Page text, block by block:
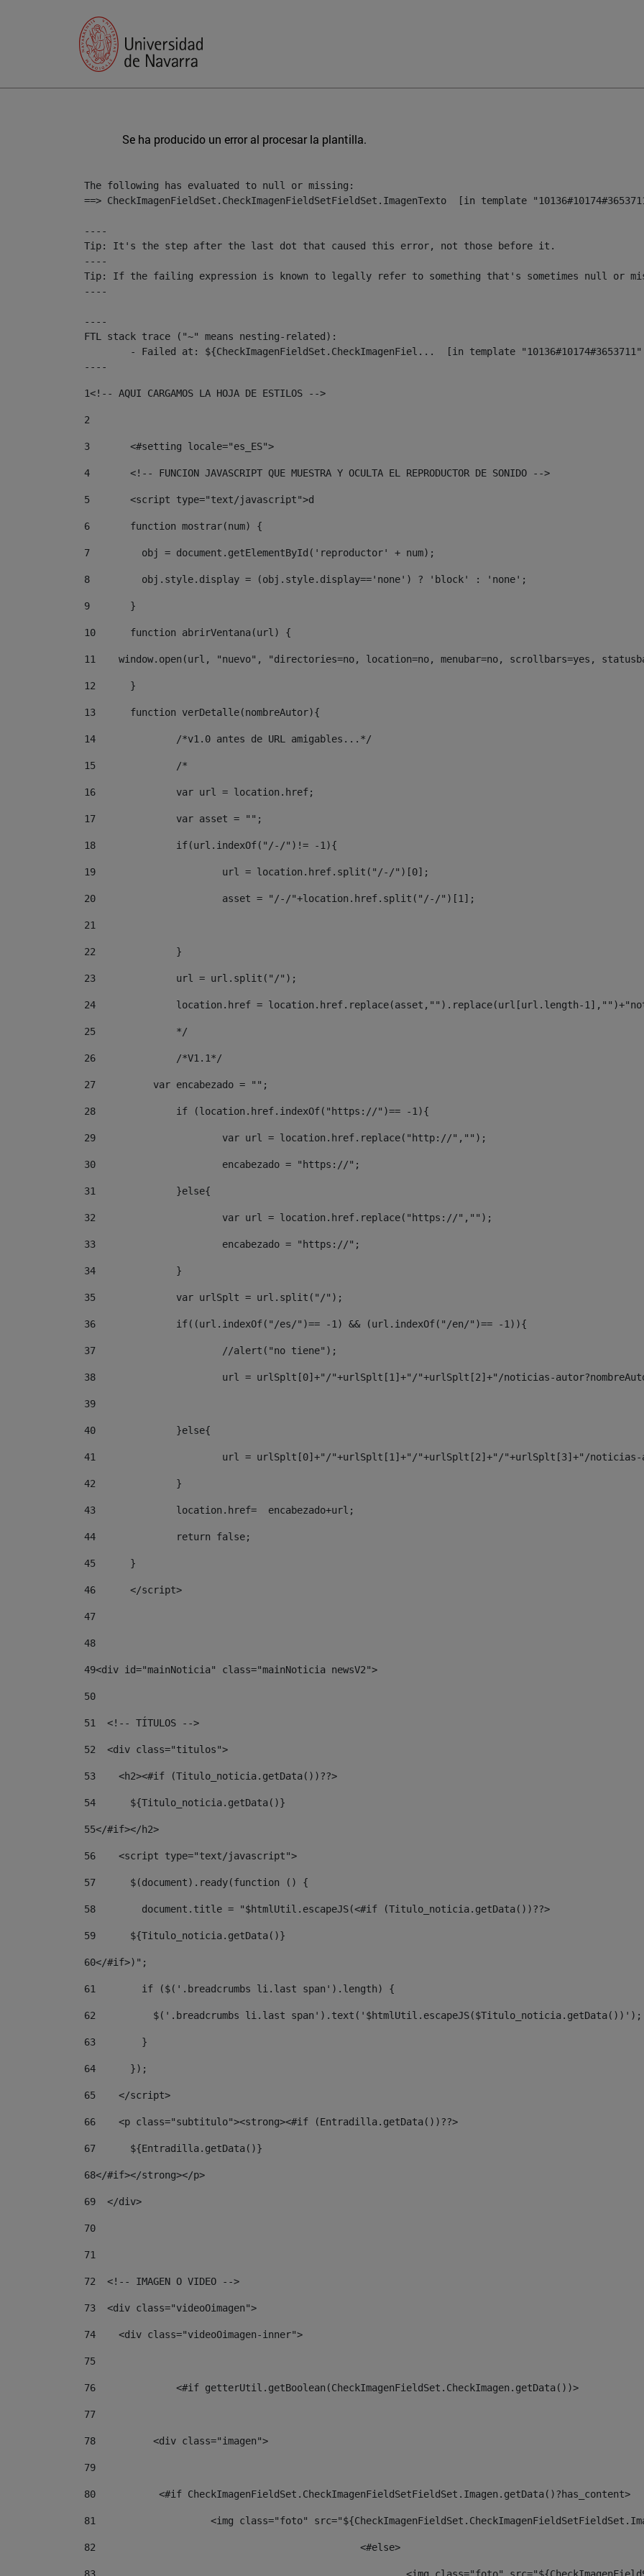
Se ha producido un error al procesar la plantilla.
The following has evaluated to null or missing:
==> CheckImagenFieldSet.CheckImagenFieldSetFieldSet.ImagenTexto  [in template
----
Tip: It's the step after the last dot that caused this error, not those before it.
----
Tip: If the failing expression is known to legally refer to something that's sometimes null or
----
----
FTL stack trace ("~" means nesting-related):
----
1<!-- AQUI CARGAMOS LA HOJA DE ESTILOS -->
2
3
	<#setting locale="es_ES">
4
	<!-- FUNCION JAVASCRIPT QUE MUESTRA Y OCULTA EL REPRODUCTOR DE SONIDO -->
5
	<script type="text/javascript">d
6
	function mostrar(num) {
7
	  obj = document.getElementById('reproductor' + num);
8
	  obj.style.display = (obj.style.display=='none') ? 'block' : 'none';
9
	}
10
	function abrirVentana(url) {
11
window.open(url, "nuevo", "directories=no, location=no, menubar=no, scrollbars=yes,
12
	}
13
	function verDetalle(nombreAutor){
14
		/*v1.0 antes de URL amigables...*/
15
		/*
16
		var url = location.href;
17
		var asset = "";
18
		if(url.indexOf("/-/")!= -1){
19
			url = location.href.split("/-/")[0];
20
			asset = "/-/"+location.href.split("/-/")[1];
21
22
23
24
location.href = location.href.replace(asset,"").replace(url[url.length-
25
		*/
26
		/*V1.1*/
27
	    var encabezado = "";
28
		if (location.href.indexOf("https://")== -1){
29
			var url = location.href.replace("http://","");
30
			encabezado = "https://";
31
		}else{
32
			var url = location.href.replace("https://","");
33
			encabezado = "https://";
34
		}
35
		var urlSplt = url.split("/");
36
		if((url.indexOf("/es/")== -1) && (url.indexOf("/en/")== -1)){
37
			//alert("no tiene");
38
url = urlSplt[0]+"/"+urlSplt[1]+"/"+urlSplt[2]+"/noticias-
39
40
		}else{
41
url = urlSplt[0]+"/"+urlSplt[1]+"/"+urlSplt[2]+"/"+urlSplt[3]+"/
42
		}
43
		location.href=  encabezado+url;
44
45
	}
46
	</script>
47
48
49<div id="mainNoticia" class="mainNoticia newsV2">
50
51
  <!-- TÍTULOS -->
52
  <div class="titulos">
53
    <h2><#if (Titulo_noticia.getData())??>
54
	${Titulo_noticia.getData()}
55</#if></h2>
56
    <script type="text/javascript">
57
      $(document).ready(function () {
58
        document.title = "$htmlUtil.escapeJS(<#if (Titulo_noticia.getData())??>
59
	${Titulo_noticia.getData()}
60</#if>)";
61
        if ($('.breadcrumbs li.last span').length) {
62
          $('.breadcrumbs li.last span').text('$htmlUtil.escapeJS($Titulo_noticia.getData())');
63
        }
64
      });
65
    </script>
66
    <p class="subtitulo"><strong><#if (Entradilla.getData())??>
67
	${Entradilla.getData()}
68</#if></strong></p>
69
  </div>
70
71
72
  <!-- IMAGEN O VIDEO -->
73
  <div class="videoOimagen">
74
    <div class="videoOimagen-inner">
75
76
		<#if getterUtil.getBoolean(CheckImagenFieldSet.CheckImagen.getData())>
77
78
          <div class="imagen">
79
80
           <#if CheckImagenFieldSet.CheckImagenFieldSetFieldSet.Imagen.getData()?has_content>
81
<img class="foto"
82
						<#else>
83
<img class="foto"